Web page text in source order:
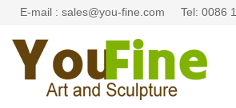
E-mail : sales@you-fine.com Tel: 0086